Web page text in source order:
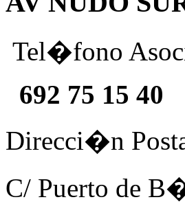
Tel�fono
692 75 15 40
Direcci�n
C/ Puerto de